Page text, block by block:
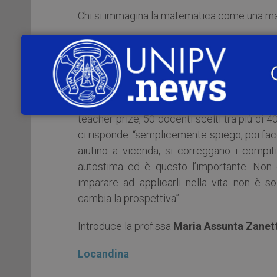
Chi si immagina la matematica come una
Durante l’incontro verrà presentato il libro
Lorella Carimali, 55 anni, docente al
nelle aule lombarde mossa da passione,
eletta tra i dieci migliori professori italiani
teacher prize, 50 docenti scelti tra più di
ci risponde. “semplicemente spiego, poi
aiutino a vicenda, si correggano i
autostima ed è questo l’importante.
imparare ad applicarli nella vita non è
cambia la prospettiva”.
Introduce la prof.ssa Maria Assunta
Locandina